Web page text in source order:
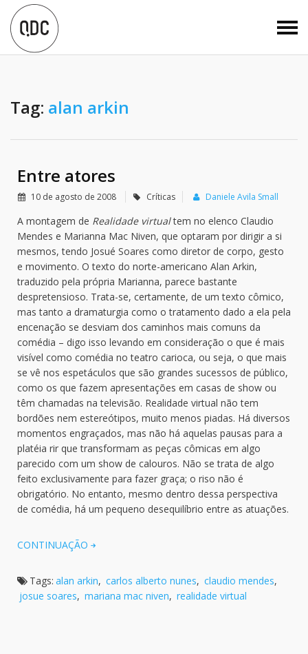
Tag: alan arkin
Entre atores
10 de agosto de 2008 Críticas Daniele Avila Small
A montagem de Realidade virtualtem no elenco Claudio
Mendes e Marianna Mac Niven, que optaram por dirigir a si
mesmos, tendo Josué Soares como diretor de corpo, gesto
e movimento. O texto do norte-americano Alan Arkin,
traduzido pela própria Marianna, parece bastante
despretensioso. Trata-se, certamente, de um texto cômico,
mas tanto a dramaturgia como o tratamento dado a ela pela
encenação se desviam dos caminhos mais comuns da
comédia – digo isso levando em consideração o que é mais
visível como comédia no teatro carioca, ou seja, o que mais
se vê nos espetáculos que são grandes sucessos de público,
como os que fazem apresentações em casas de show ou
têm chamadas na televisão. Realidade virtual não tem
bordões nem estereótipos, muito menos piadas. Há diversos
momentos engraçados, mas não há aquelas pausas para a
platéia rir que transformam as peças cômicas em algo
parecido com um show de calouros. Não se trata de algo
feito exclusivamente para fazer graça; o riso não é
obrigatório. No entanto, mesmo dentro dessa perspectiva
de comédia, há um pequeno desequilíbrio entre as atuações.
CONTINUAÇÃO
Tags: alan arkin, carlos alberto nunes, claudio mendes,
josue soares, mariana mac niven, realidade virtual